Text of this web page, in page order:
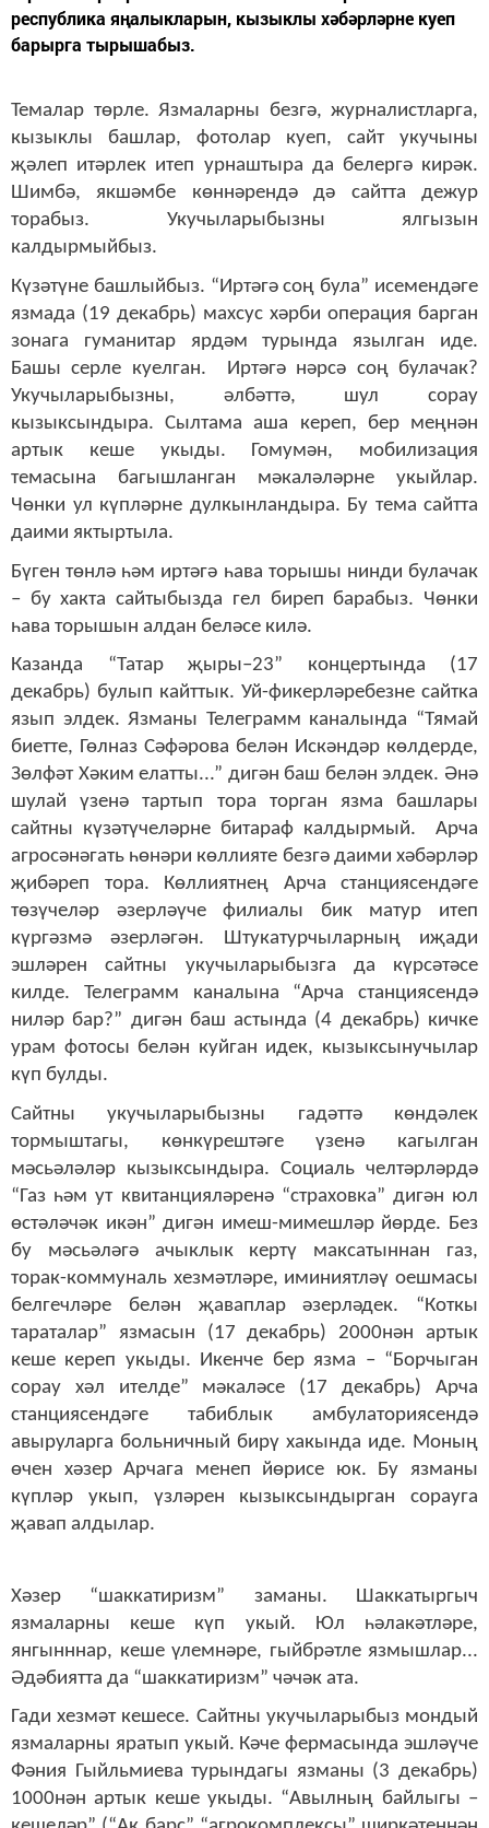
республика яңалыкларын, кызыклы хәбәрләрне куеп
барырга тырышабыз.
Темалар төрле. Язмаларны безгә, журналистларга,
кызыклы башлар, фотолар куеп, сайт укучыны
җәлеп итәрлек итеп урнаштыра да белергә кирәк.
Шимбә, якшәмбе көннәрендә дә сайтта дежур
торабыз. Укучыларыбызны ялгызын
калдырмыйбыз.
Күзәтүне башлыйбыз. “Иртәгә соң була” исемендәге
язмада (19 декабрь) махсус хәрби операция барган
зонага гуманитар ярдәм турында язылган иде.
Башы серле куелган. Иртәгә нәрсә соң булачак?
Укучыларыбызны, әлбәттә, шул сорау
кызыксындыра. Сылтама аша кереп, бер меңнән
артык кеше укыды. Гомумән, мобилизация
темасына багышланган мәкаләләрне укыйлар.
Чөнки ул күпләрне дулкынландыра. Бу тема сайтта
даими яктыртыла.
Бүген төнлә һәм иртәгә һава торышы нинди булачак
– бу хакта сайтыбызда гел биреп барабыз. Чөнки
һава торышын алдан беләсе килә.
Казанда “Татар җыры–23” концертында (17
декабрь) булып кайттык. Уй-фикерләребезне сайтка
язып элдек. Язманы Телеграмм каналында “Тямай
биетте, Гөлназ Сәфәрова белән Искәндәр көлдерде,
Зөлфәт Хәким елатты...” дигән баш белән элдек. Әнә
шулай үзенә тартып тора торган язма башлары
сайтны күзәтүчеләрне битараф калдырмый. Арча
агросәнәгать һөнәри көллияте безгә даими хәбәрләр
җибәреп тора. Көллиятнең Арча станциясендәге
төзүчеләр әзерләүче филиалы бик матур итеп
күргәзмә әзерләгән. Штукатурчыларның иҗади
эшләрен сайтны укучыларыбызга да күрсәтәсе
килде. Телеграмм каналына “Арча станциясендә
ниләр бар?” дигән баш астында (4 декабрь) кичке
урам фотосы белән куйган идек, кызыксынучылар
күп булды.
Сайтны укучыларыбызны гадәттә көндәлек
тормыштагы, көнкүрештәге үзенә кагылган
мәсьәләләр кызыксындыра. Социаль челтәрләрдә
“Газ һәм ут квитанцияләренә “страховка” дигән юл
өстәләчәк икән” дигән имеш-мимешләр йөрде. Без
бу мәсьәләгә ачыклык кертү максатыннан газ,
торак-коммуналь хезмәтләре, иминиятләү оешмасы
белгечләре белән җаваплар әзерләдек. “Коткы
тараталар” язмасын (17 декабрь) 2000нән артык
кеше кереп укыды. Икенче бер язма – “Борчыган
сорау хәл ителде” мәкаләсе (17 декабрь) Арча
станциясендәге табиблык амбулаториясендә
авыруларга больничный бирү хакында иде. Моның
өчен хәзер Арчага менеп йөрисе юк. Бу язманы
күпләр укып, үзләрен кызыксындырган сорауга
җавап алдылар.
Хәзер “шаккатиризм” заманы. Шаккатыргыч
язмаларны кеше күп укый. Юл һәлакәтләре,
янгынннар, кеше үлемнәре, гыйбрәтле язмышлар...
Әдәбиятта да “шаккатиризм” чәчәк ата.
Гади хезмәт кешесе. Сайтны укучыларыбыз мондый
язмаларны яратып укый. Кәче фермасында эшләүче
Фәния Гыйльмиева турындагы язманы (3 декабрь)
1000нән артык кеше укыды. “Авылның байлыгы –